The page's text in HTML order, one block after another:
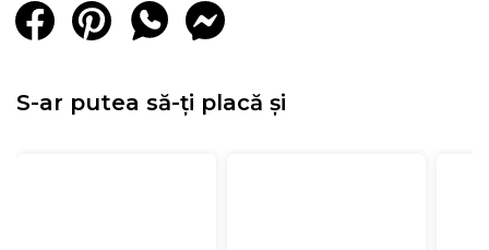
S-ar putea să-ți placă și